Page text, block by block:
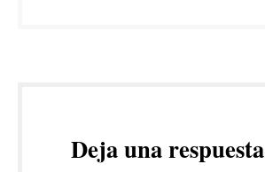
Deja una respuesta